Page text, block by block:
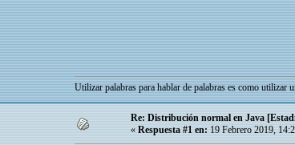
Utilizar palabras para hablar de palabras es como utilizar
Re: Distribución normal en Java
« Respuesta #1 en: 19 Febrero 2019,